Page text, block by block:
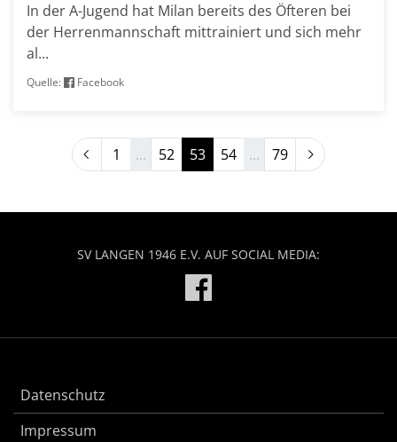
In der A-Jugend hat Milan bereits des Öfteren bei
der Herrenmannschaft mittrainiert und sich mehr
al...
Quelle: Facebook
Previous
1 ... 52 53 54 ... 79 Next
SV LANGEN 1946 E.V. AUF SOCIAL MEDIA:
Datenschutz
Impressum